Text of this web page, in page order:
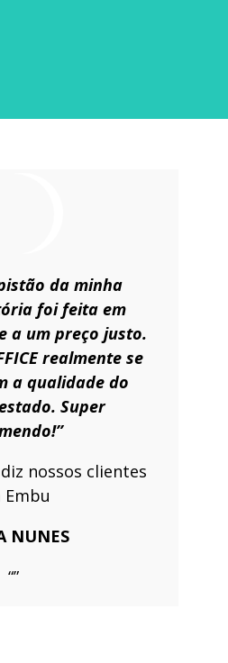
da minha
foi feita em
a um preço justo.
realmente se
a qualidade do
Super
NUNES
“”